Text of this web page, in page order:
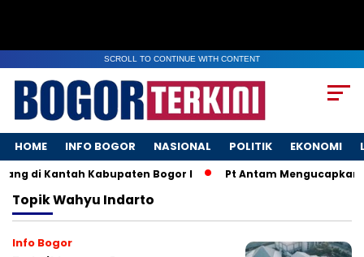
SCROLL TO CONTINUE WITH CONTENT
HOME INFO BOGOR NASIONAL POLITIK EKONOMI
di Kantah Kabupaten Bogor I Pt Antam Mengucapkan
TopikWahyu Indarto
Info Bogor